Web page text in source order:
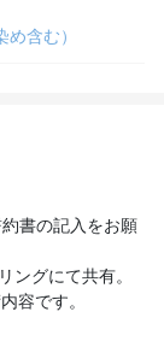
含む）
書の記入をお願
ングにて共有。
容です。